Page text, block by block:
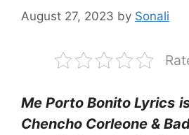
August 27, 2023 by Sonali
Me Porto Bonito Lyrics
Chencho Corleone &